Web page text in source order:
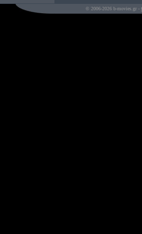
© 2006-2026 b-movies.gr -